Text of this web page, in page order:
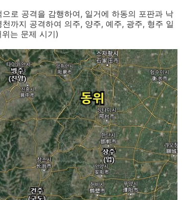
로 공격을 감행하여, 일거에 하동의 포판과 낙
까지 공격하여 의주, 양주, 예주, 광주, 형주 일
는 문제 시기)